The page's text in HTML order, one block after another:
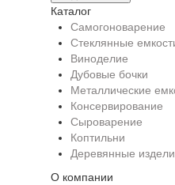
Каталог
Самогоноварение
Стеклянные
Виноделие
Дубовые бочки
Металлические
Консервирование
Сыроварение
Коптильни
Деревянные
О компании